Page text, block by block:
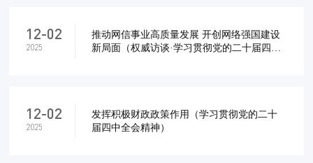
12-02
2025
推动网信事业高质量发展 开创网络强国建设
新局面（权威访谈·学习贯彻党的二十届四中
12-02
2025
发挥积极财政政策作用（学习贯彻党的二十
届四中全会精神）